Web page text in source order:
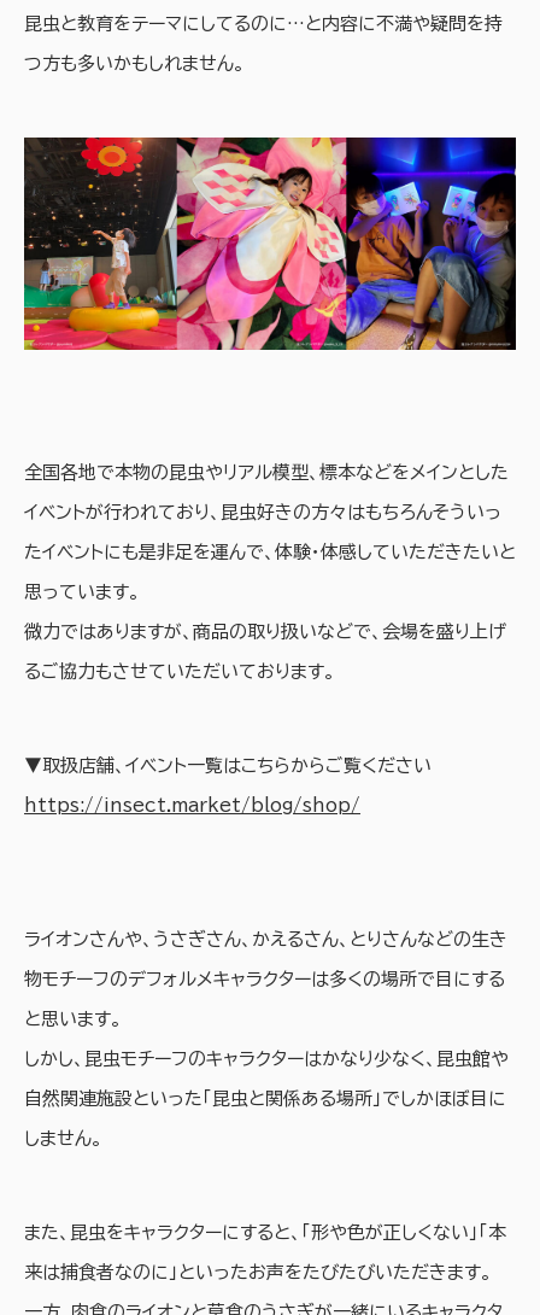
昆虫と教育をテーマにしてるのに…と内容に不満や疑問を持
つ方も多いかもしれません。
全国各地で本物の昆虫やリアル模型、標本などをメインとした
イベントが行われており、昆虫好きの方々はもちろんそういっ
たイベントにも是非足を運んで、体験・体感していただきたいと
思っています。
微力ではありますが、商品の取り扱いなどで、会場を盛り上げ
るご協力もさせていただいております。
▼取扱店舗、イベント一覧はこちらからご覧ください
https://insect.market/blog/shop/
ライオンさんや、うさぎさん、かえるさん、とりさんなどの生き
物モチーフのデフォルメキャラクターは多くの場所で目にする
と思います。
しかし、昆虫モチーフのキャラクターはかなり少なく、昆虫館や
自然関連施設といった「昆虫と関係ある場所」でしかほぼ目に
しません。
また、昆虫をキャラクターにすると、「形や色が正しくない」「本
来は捕食者なのに」といったお声をたびたびいただきます。